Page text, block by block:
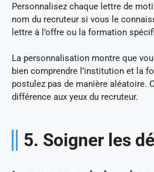
Personnalisez chaque lettre de
nom du recruteur si vous le
lettre à l’offre ou la formation
La personnalisation montre que
bien comprendre l’institution et la
postulez pas de manière aléatoire.
différence aux yeux du recruteur.
5. Soigner les